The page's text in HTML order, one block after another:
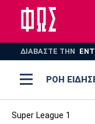
ΔΙΑΒΑΣΤΕ THN
ΡΟΗ
Ποδόσφαιρο
Super League 1